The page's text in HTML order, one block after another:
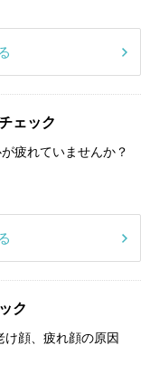
ェック
疲れていませんか？
ク
け顔、疲れ顔の原因